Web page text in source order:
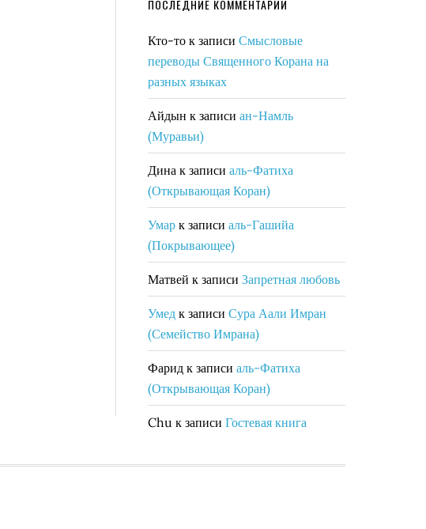
ПОСЛЕДНИЕ КОММЕНТАРИИ
Кто-то к записи Смысловые
переводы Священного Корана на
разных языках
Айдын к записи ан-Намль
(Муравьи)
Дина к записи аль-Фатиха
(Открывающая Коран)
Умар к записи аль-Гашийа
(Покрывающее)
Матвей к записи Запретная любовь
Умед к записи Сура Аали Имран
(Семейство Имрана)
Фарид к записи аль-Фатиха
(Открывающая Коран)
Chu к записи Гостевая книга